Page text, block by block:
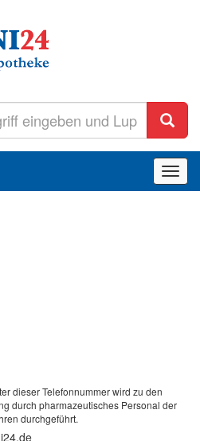
ein-/
dieser Telefonnummer wird zu den
durch pharmazeutisches Personal der
durchgeführt.